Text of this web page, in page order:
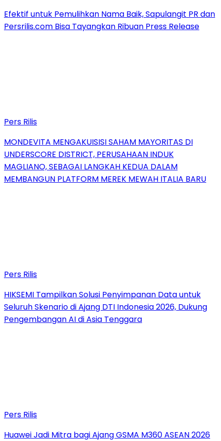
Efektif untuk Pemulihkan Nama Baik, Sapulangit PR dan
Persrilis.com Bisa Tayangkan Ribuan Press Release
Pers Rilis
MONDEVITA MENGAKUISISI SAHAM MAYORITAS DI
UNDERSCORE DISTRICT, PERUSAHAAN INDUK
MAGLIANO, SEBAGAI LANGKAH KEDUA DALAM
MEMBANGUN PLATFORM MEREK MEWAH ITALIA BARU
Pers Rilis
HIKSEMI Tampilkan Solusi Penyimpanan Data untuk
Seluruh Skenario di Ajang DTI Indonesia 2026, Dukung
Pengembangan AI di Asia Tenggara
Pers Rilis
Huawei Jadi Mitra bagi Ajang GSMA M360 ASEAN 2026